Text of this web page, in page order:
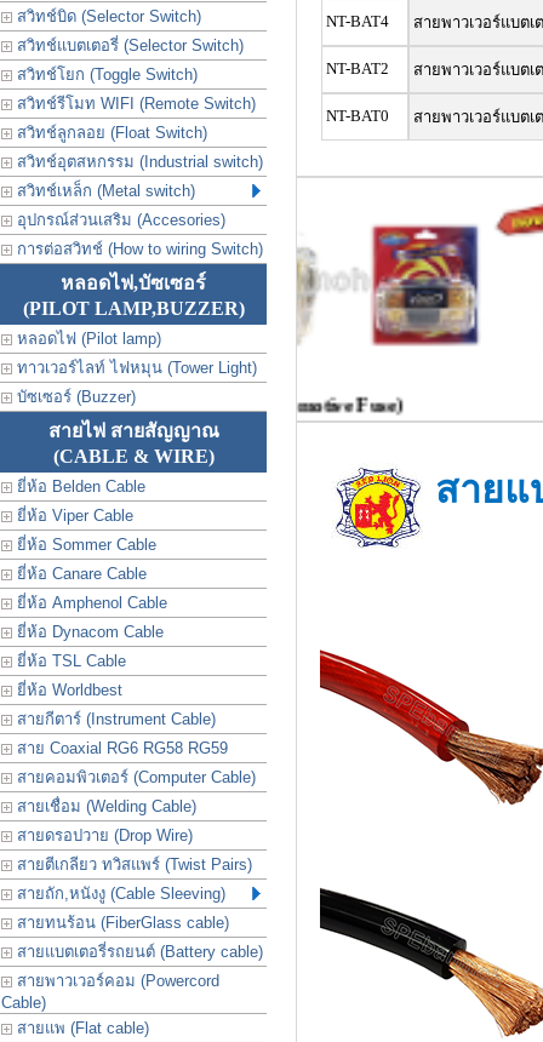
สวิทช์บิด (Selector Switch)
สวิทช์แบตเตอรี่ (Selector Switch)
สวิทช์โยก (Toggle Switch)
สวิทช์รีโมท WIFI (Remote Switch)
สวิทช์ลูกลอย (Float Switch)
สวิทช์อุตสหกรรม (Industrial switch)
สวิทช์เหล็ก (Metal switch)
อุปกรณ์ส่วนเสริม (Accesories)
การต่อสวิทช์ (How to wiring Switch)
หลอดไฟ,บัซเซอร์
(PILOT LAMP,BUZZER)
หลอดไฟ (Pilot lamp)
ทาวเวอร์ไลท์ ไฟหมุน (Tower Light)
บัซเซอร์ (Buzzer)
สายไฟ สายสัญญาณ
(CABLE & WIRE)
ยี่ห้อ Belden Cable
ยี่ห้อ Viper Cable
ยี่ห้อ Sommer Cable
ยี่ห้อ Canare Cable
ยี่ห้อ Amphenol Cable
ยี่ห้อ Dynacom Cable
ยี่ห้อ TSL Cable
ยี่ห้อ Worldbest
สายกีตาร์ (Instrument Cable)
สาย Coaxial RG6 RG58 RG59
สายคอมพิวเตอร์ (Computer Cable)
สายเชื่อม (Welding Cable)
สายดรอปวาย (Drop Wire)
สายตีเกลียว ทวิสแพร์ (Twist Pairs)
สายถัก,หนังงู (Cable Sleeving)
สายทนร้อน (FiberGlass cable)
สายแบตเตอรี่รถยนต์ (Battery cable)
สายพาวเวอร์คอม (Powercord
Cable)
สายแพ (Flat cable)
NT-BAT4
สายพาวเวอร์แบตเ
NT-BAT2 สายพาวเวอร์แบตเ
NT-BAT0 สายพาวเวอร์แบตเ
Fuse) ฟิวส์รถยนต์ (Automotive Fuse)
สายแ